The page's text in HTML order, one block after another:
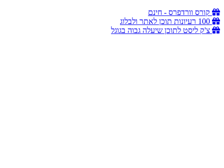
קורס וורדפרס - חינם
100 רעיונות תוכן לאתר ולבלוג
צ'ק ליסט לתוכן שיעלה גבוה בגוגל